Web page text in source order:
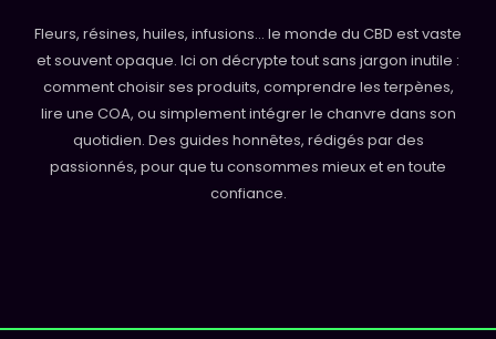
Fleurs, résines, huiles, infusions... le monde du CBD est vaste
et souvent opaque. Ici on décrypte tout sans jargon inutile :
comment choisir ses produits, comprendre les terpènes,
lire une COA, ou simplement intégrer le chanvre dans son
quotidien. Des guides honnêtes, rédigés par des
passionnés, pour que tu consommes mieux et en toute
confiance.